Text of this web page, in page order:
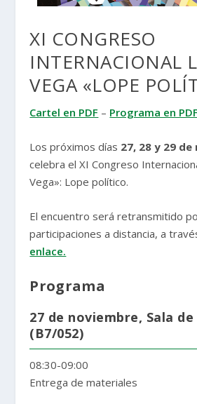
XI CONGRESO
INTERNACIONAL
VEGA «LOPE
Cartel en PDF – Programa en PDF
Los próximos días 27, 28 y 29
celebra el XI Congreso
Vega»: Lope político.
El encuentro será retransmitido
participaciones a distancia, a
enlace.
Programa
27 de noviembre, Sala
(B7/052)
08:30-09:00
Entrega de materiales